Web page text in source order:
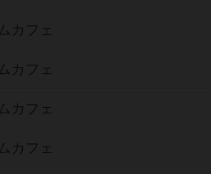
カフェ
カフェ
カフェ
カフェ